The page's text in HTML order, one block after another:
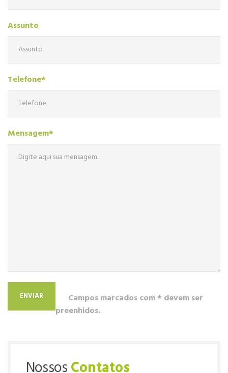
Assunto
Telefone*
Mensagem*
Campos marcados com * devem ser
preenhidos.
NossosContatos